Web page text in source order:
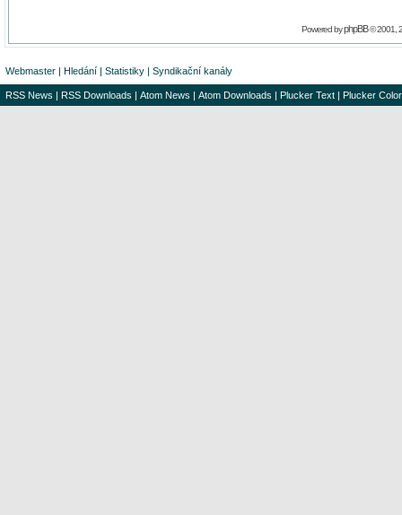
Powered byphpBB© 2001,
Webmaster | Hledání | Statistiky | Syndikační kanály
RSS News | RSS Downloads | Atom News | Atom Downloads | Plucker Text | Plucker Color